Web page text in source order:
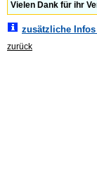
Vielen Dank für ihr
zusätzliche
zurück